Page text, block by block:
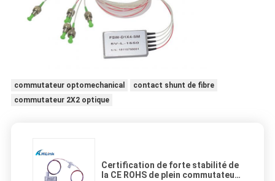
commutateur optomechanical
contact shunt de fibre
commutateur 2X2 optique
Certification de forte stabilité de
la CE ROHS de plein commutateur